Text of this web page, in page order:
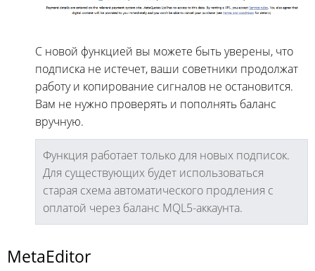
С новой функцией вы можете быть уверены, что
подписка не истечет, ваши советники продолжат
работу и копирование сигналов не остановится.
Вам не нужно проверять и пополнять баланс
вручную.
Функция работает только для новых подписок.
Для существующих будет использоваться
старая схема автоматического продления с
оплатой через баланс MQL5-аккаунта.
MetaEditor